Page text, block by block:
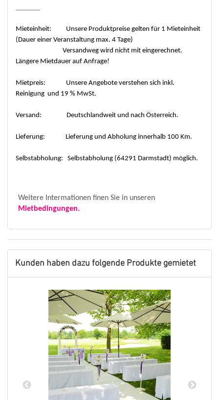
Mieteinheit: Unsere Produktpreise gelten für 1 Mieteinheit
(Dauer einer Veranstaltung max. 4 Tage)
Versandweg wird nicht mit eingerechnet.
Längere Mietdauer auf Anfrage!
Mietpreis: Unsere Angebote verstehen sich inkl.
Reinigung und 19 % MwSt.
Versand: Deutschlandweit und nach Österreich.
Lieferung: Lieferung und Abholung innerhalb 100 Km.
Selbstabholung: Selbstabholung (64291 Darmstadt) möglich.
Weitere Intermationen finen Sie in unseren
Mietbedingungen.
Kunden haben dazu folgende Produkte gemietet